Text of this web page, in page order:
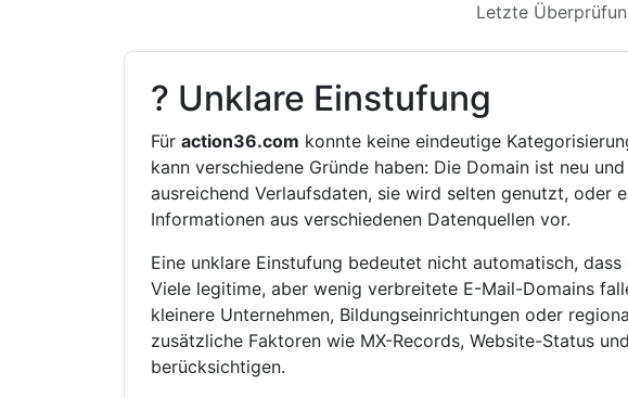
Letzte
? Unklare Einstufung
Für action36.com konnte keine eindeutige
kann verschiedene Gründe haben: Die Domain ist neu
ausreichend Verlaufsdaten, sie wird selten genutzt, oder
Informationen aus verschiedenen Datenquellen vor.
Eine unklare Einstufung bedeutet nicht automatisch,
Viele legitime, aber wenig verbreitete E-Mail-Domains
kleinere Unternehmen, Bildungseinrichtungen oder
zusätzliche Faktoren wie MX-Records, Website-Status
berücksichtigen.